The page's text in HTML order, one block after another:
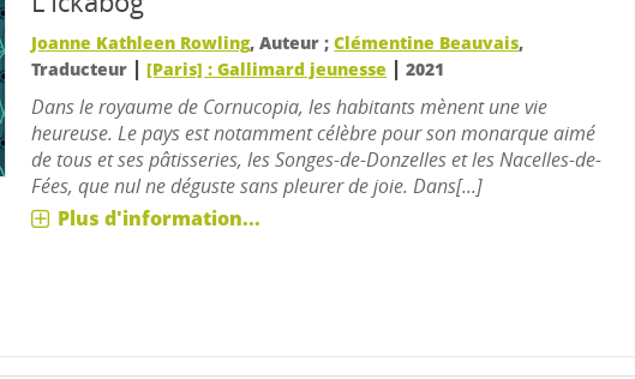
Joanne Kathleen Rowling, Auteur ;Clémentine Beauvais,
Traducteur |[Paris] : Gallimard jeunesse |2021
Dans le royaume de Cornucopia, les habitants mènent une vie
heureuse. Le pays est notamment célèbre pour son monarque aimé
de tous et ses pâtisseries, les Songes-de-Donzelles et les Nacelles-de-
Fées, que nul ne déguste sans pleurer de joie. Dans[...]
Plus d'information...